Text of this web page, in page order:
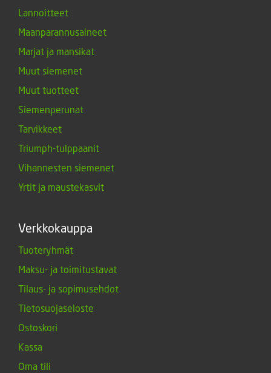
Lannoitteet
Maanparannusaineet
Marjat ja mansikat
Muut siemenet
Muut tuotteet
Siemenperunat
Tarvikkeet
Triumph-tulppaanit
Vihannesten siemenet
Yrtit ja maustekasvit
Verkkokauppa
Tuoteryhmät
Maksu- ja toimitustavat
Tilaus- ja sopimusehdot
Tietosuojaseloste
Ostoskori
Kassa
Oma tili